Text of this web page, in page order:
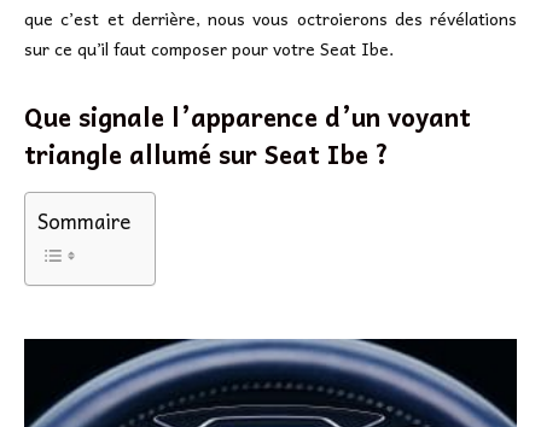
que c’est et derrière, nous vous octroierons des révélations
sur ce qu’il faut composer pour votre Seat Ibe.
Que signale l’apparence d’un voyant
triangle allumé sur Seat Ibe ?
Sommaire